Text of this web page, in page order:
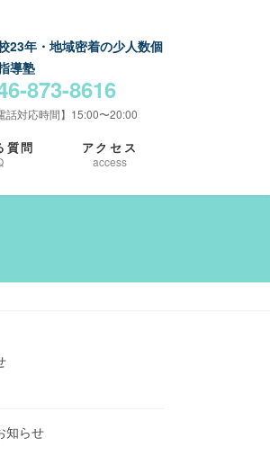
23年・地域密着の少人数個
導塾
873-8616
話対応時間】15:00〜20:00
質問 アクセス
access
知らせ